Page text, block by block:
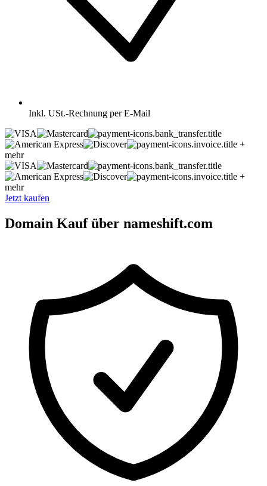
Inkl. USt.-Rechnung per E-Mail
+
mehr
+
mehr
Jetzt kaufen
Domain Kauf über nameshift.com